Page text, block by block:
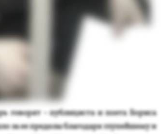
го­ворят - пуб­ли­цис­та и по­эта Бо­риса
за ее пре­делы бла­года­ря глу­пей­ше­му и